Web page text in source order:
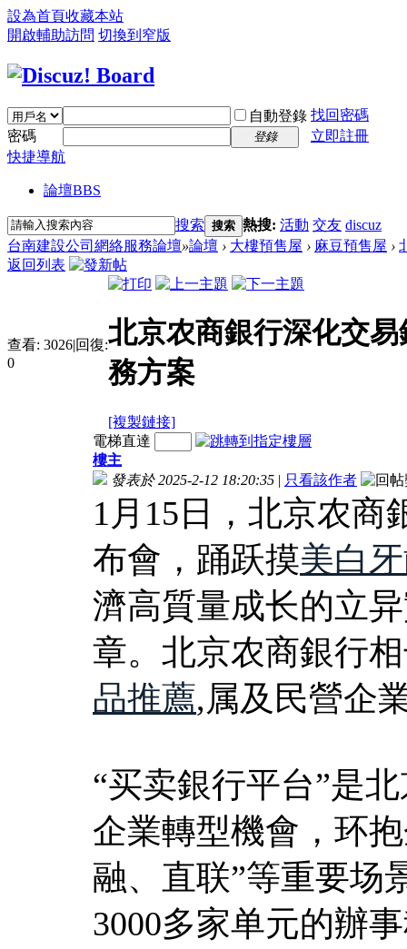
設為首頁收藏本站
開啟輔助訪問 切換到窄版
自動登錄 找回密碼
密碼
登錄
立即註冊
快捷導航
論壇BBS
搜索 搜索 熱搜: 活動 交友 discuz
台南建設公司網絡服務論壇»論壇 › 大樓預售屋 › 麻豆預售屋 ›
返回列表
查看: 3026|回復:
0
北京农商銀行深化交
務方案
[複製鏈接]
電梯直達
樓主
發表於 2025-2-12 18:20:35 | 只看該作者
1月15日，北京农商
布會，踊跃摸美白
濟高質量成长的立
章。北京农商銀行
品推薦,属及民營企
“买卖銀行平台”是
企業轉型機會，环
融、直联”等重要场
3000多家单元的辦